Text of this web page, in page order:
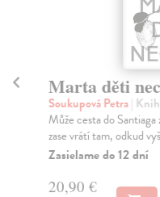
Marta děti
Soukupová Petra|
Může cesta do
zase vrátí tam, odkud
Zasielame do 12 dní
20,90 €